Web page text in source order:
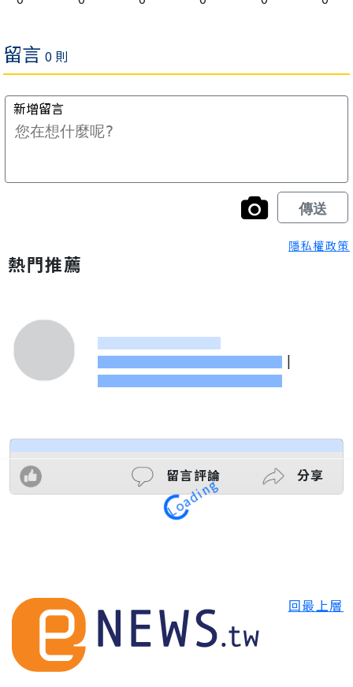
隱私權政策
熱門推薦
|
留言評論 分享
Loading
回最上層